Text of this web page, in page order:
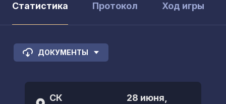
Статистика Протокол Ход игры
ДОКУМЕНТЫ
СК
28 июня,